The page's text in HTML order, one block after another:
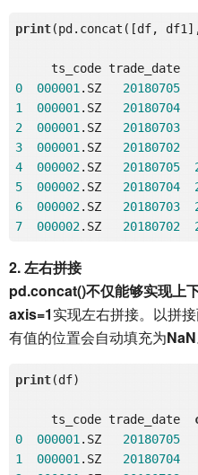
print(pd.concat([df,
     ts_code trade_date
0
000001 .SZ 20180705
1
000001 .SZ 20180704
2
000001 .SZ 20180703
3
000001 .SZ 20180702
4
000002.SZ 20180705
5
000002.SZ 20180704
6
000002.SZ 20180703
7
000002.SZ 20180702
2. 左右拼接
pd.concat()不仅能够实现上
axis=1实现左右拼接。以拼
有值的位置会自动填充为NaN
print(df)
ts_code trade_date
0
000001 .SZ 20180705
1
000001 .SZ 20180704